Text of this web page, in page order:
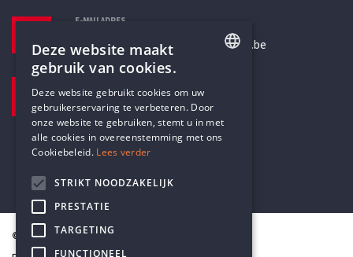
E-MAILADRES
secretariaat@humanistischverbond.be
Pottenbrug 4
Antwerpen, 2000
© Humanistisch Verbond 2026
DUTCH
Deze website maakt
gebruik van cookies.
Deze website gebruikt cookies om uw
gebruikerservaring te verbeteren. Door
onze website te gebruiken, stemt u in met
alle cookies in overeenstemming met ons
Cookiebeleid. Lees verder
STRIKT NOODZAKELIJK
PRESTATIE
TARGETING
FUNCTIONEEL